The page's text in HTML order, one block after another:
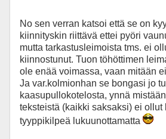
No sen verran katsoi että se on
kiinnityskin riittävä ettei pyöri
mutta tarkastusleimoista tms. ei
kiinnostunut. Tuon töhöttimen
ole enää voimassa, vaan mitään
Ja var.kolmionhan se bongasi jo
kaasupullokotelosta, ynnä
teksteistä (kaikki saksaksi) ei ollut
tyyppikilpeä lukuunottamatta